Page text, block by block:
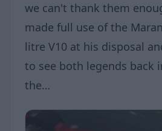
we can't thank them
made full use of the
litre V10 at his disposal
to see both legends back
the…